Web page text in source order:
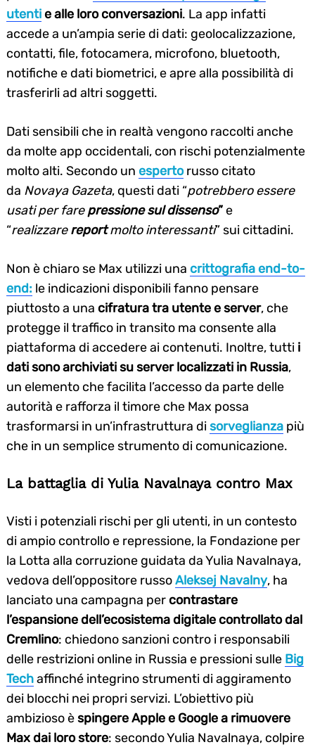
utentie alle loro conversazioni. La app infatti
accede a un’ampia serie di dati: geolocalizzazione,
contatti, file, fotocamera, microfono, bluetooth,
notifiche e dati biometrici, e apre alla possibilità di
trasferirli ad altri soggetti.
Dati sensibili che in realtà vengono raccolti anche
da molte app occidentali, con rischi potenzialmente
molto alti. Secondo un espertorusso citato
da Novaya Gazeta, questi dati “potrebbero essere
usati per farepressione sul dissenso”e
“realizzarereportmolto interessanti” sui cittadini.
Non è chiaro se Max utilizzi una crittografia end-to-
end: le indicazioni disponibili fanno pensare
piuttosto a una cifratura tra utente e server, che
protegge il traffico in transito ma consente alla
piattaforma di accedere ai contenuti. Inoltre, tutti i
dati sono archiviati su server localizzati in Russia,
un elemento che facilita l’accesso da parte delle
autorità e rafforza il timore che Max possa
trasformarsi in un’infrastruttura disorveglianza più
che in un semplice strumento di comunicazione.
La battaglia di Yulia Navalnaya contro Max
Visti i potenziali rischi per gli utenti, in un contesto
di ampio controllo e repressione, la Fondazione per
la Lotta alla corruzione guidata da Yulia Navalnaya,
vedova dell’oppositore russoAleksej Navalny, ha
lanciato una campagna per contrastare
l’espansione dell’ecosistema digitale controllato dal
Cremlino: chiedono sanzioni contro i responsabili
delle restrizioni online in Russia e pressioni sulle Big
Techaffinché integrino strumenti di aggiramento
dei blocchi nei propri servizi. L’obiettivo più
ambizioso èspingere Apple e Google a rimuovere
Max dai loro store: secondo Yulia Navalnaya, colpire